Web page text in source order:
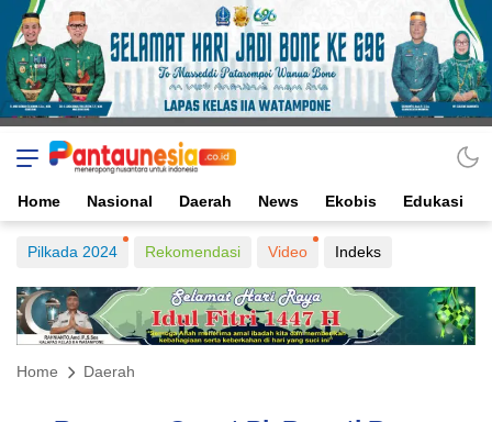
Home Nasional Daerah News Ekobis Edukasi
Pilkada 2024 Rekomendasi Video Indeks
Home Daerah